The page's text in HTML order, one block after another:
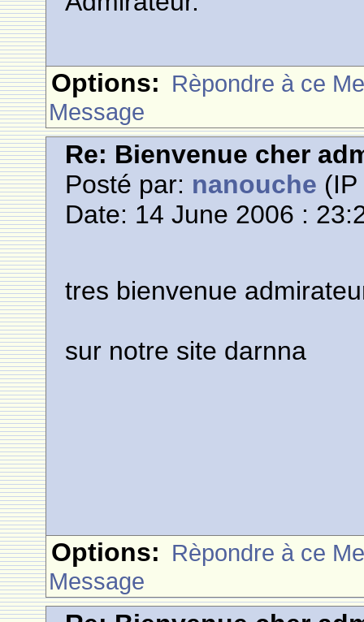
Options: Rèpondre à ce
Message
Re: Bienvenue cher
Posté par: nanouche
Date: 14 June 2006 :
tres bienvenue
sur notre site darnna
Options: Rèpondre à ce
Message